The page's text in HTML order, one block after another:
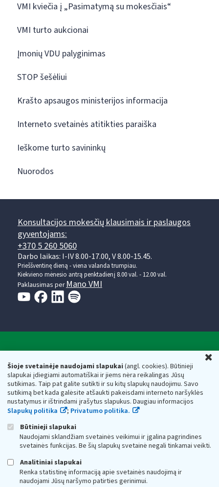
Šioje svetainėje naudojami slapukai(angl. cookies). Būtinieji
slapukai įdiegiami automatiškai ir jiems nėra reikalingas Jūsų
sutikimas. Taip pat galite sutikti ir su kitų slapukų naudojimu. Savo
sutikimą bet kada galėsite atšaukti pakeisdami interneto naršyklės
nustatymus ir ištrindami įrašytus slapukus. Daugiau informacijos
Slapukų politika
; Privatumo politika.
Būtinieji slapukai
Naudojami sklandžiam svetainės veikimui ir įgalina pagrindines
svetainės funkcijas. Be šių slapukų svetainė negali tinkamai veikti.
Analitiniai slapukai
Renka statistinę informaciją apie svetainės naudojimą ir
naudojami Jūsų naršymo patirties gerinimui.
VMI kviečia į „Pasimatymą su mokesčiais“
VMI turto aukcionai
Įmonių VDU palyginimas
STOP šešėliui
Krašto apsaugos ministerijos informacija
Interneto svetainės atitikties paraiška
Ieškome turto savininkų
Nuorodos
Konsultacijos mokesčių klausimais ir paslaugos
gyventojams:
+370 5 260 5060
Darbo laikas: I-IV 8.00-17.00, V 8.00-15.45.
Prieššventinę dieną - viena valanda trumpiau.
Kiekvieno mėnesio antrą penktadienį 8.00 val. - 12.00 val.
Paklausimas perMano VMI
Valstybinė mokesčių inspekcija prie Lietuvos
Respublikos finansų ministerijos
Biudžetinė įstaiga. Juridinio asmens kodas — 188659752,
adresas: Vasario 16-osios g. 14, 01107 Vilnius, Lietuva, el.paštas:
vmi@vmi.lt , E. pristatymo dėžutės adresas 188659752
Duomenys apie Valstybinę mokesčių inspekciją prie Lietuvos
Respublikos finansų ministerijos kaupiami ir saugomi Juridinių